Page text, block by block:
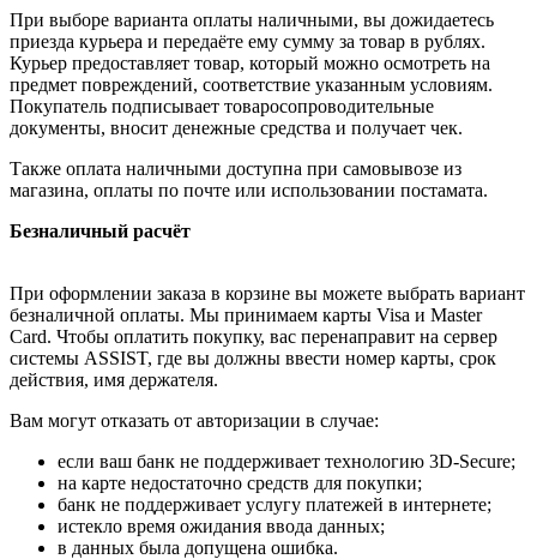
При выборе варианта оплаты наличными, вы дожидаетесь
приезда курьера и передаёте ему сумму за товар в рублях.
Курьер предоставляет товар, который можно осмотреть на
предмет повреждений, соответствие указанным условиям.
Покупатель подписывает товаросопроводительные
документы, вносит денежные средства и получает чек.
Также оплата наличными доступна при самовывозе из
магазина, оплаты по почте или использовании постамата.
Безналичный расчёт
При оформлении заказа в корзине вы можете выбрать вариант
безналичной оплаты. Мы принимаем карты Visa и Master
Card. Чтобы оплатить покупку, вас перенаправит на сервер
системы ASSIST, где вы должны ввести номер карты, срок
действия, имя держателя.
Вам могут отказать от авторизации в случае:
если ваш банк не поддерживает технологию 3D-Secure;
на карте недостаточно средств для покупки;
банк не поддерживает услугу платежей в интернете;
истекло время ожидания ввода данных;
в данных была допущена ошибка.